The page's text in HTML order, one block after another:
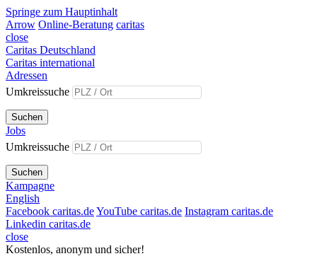
Springe zum Hauptinhalt
Arrow Online-Beratung caritas
close
Caritas Deutschland
Caritas international
Adressen
Umkreissuche
Suchen
Jobs
Umkreissuche
Suchen
Kampagne
English
Facebook caritas.deYouTube caritas.de Instagram caritas.de
Linkedin caritas.de
close
Kostenlos, anonym und sicher!